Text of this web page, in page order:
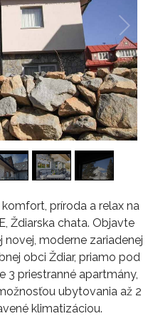
príroda a relax na
Ždiarska chata. Objavte
moderne zariadenej
obci Ždiar, priamo pod
3 priestranné apartmány,
ubytovania až 2
klimatizáciou.